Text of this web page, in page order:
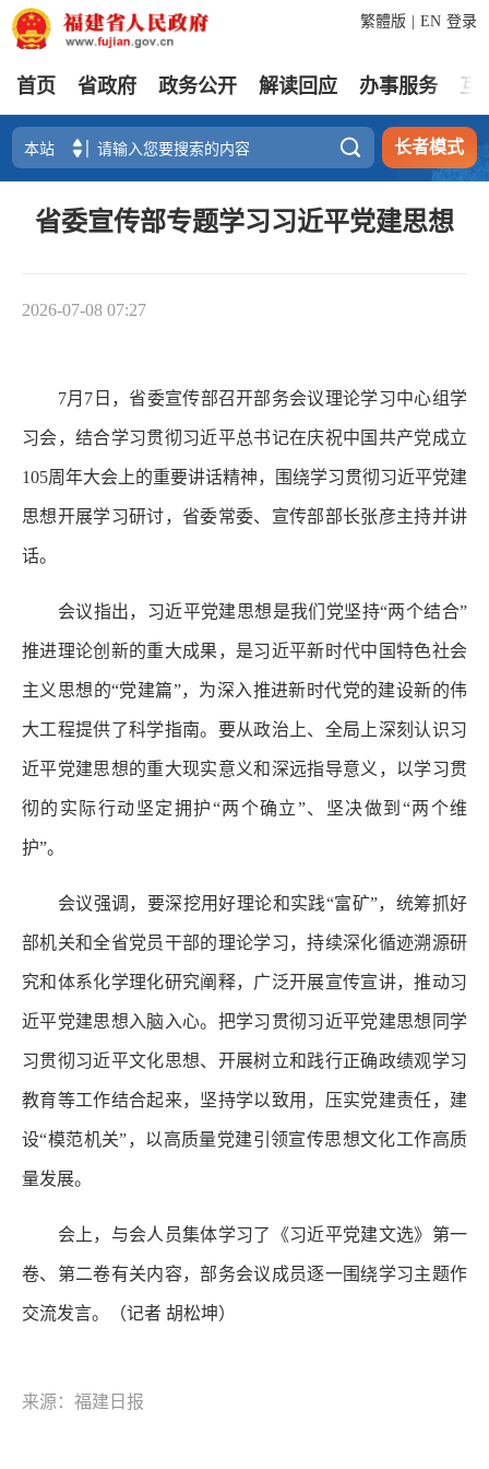
登录
繁體版 EN
首页 省政府 政务公开 解读回应 办事服务 互
 长者模式
省委宣传部专题学习习近平党建思想
2026-07-08 07:27
7月7日，省委宣传部召开部务会议理论学习中心组学
习会，结合学习贯彻习近平总书记在庆祝中国共产党成立
105周年大会上的重要讲话精神，围绕学习贯彻习近平党建
思想开展学习研讨，省委常委、宣传部部长张彦主持并讲
话。
会议指出，习近平党建思想是我们党坚持“两个结合”
推进理论创新的重大成果，是习近平新时代中国特色社会
主义思想的“党建篇”，为深入推进新时代党的建设新的伟
大工程提供了科学指南。要从政治上、全局上深刻认识习
近平党建思想的重大现实意义和深远指导意义，以学习贯
彻的实际行动坚定拥护“两个确立”、坚决做到“两个维
护”。
会议强调，要深挖用好理论和实践“富矿”，统筹抓好
部机关和全省党员干部的理论学习，持续深化循迹溯源研
究和体系化学理化研究阐释，广泛开展宣传宣讲，推动习
近平党建思想入脑入心。把学习贯彻习近平党建思想同学
习贯彻习近平文化思想、开展树立和践行正确政绩观学习
教育等工作结合起来，坚持学以致用，压实党建责任，建
设“模范机关”，以高质量党建引领宣传思想文化工作高质
量发展。
会上，与会人员集体学习了《习近平党建文选》第一
卷、第二卷有关内容，部务会议成员逐一围绕学习主题作
交流发言。 （记者 胡松坤）
来源：福建日报